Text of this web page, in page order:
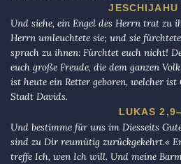
JESCHIJAHU
Und siehe, ein Engel des Herrn trat zu
Herrn umleuchtete sie; und sie
sprach zu ihnen: Fürchtet euch nicht!
euch große Freude, die dem ganzen
ist heute ein Retter geboren, welcher
Stadt Davids.
LUKAS
Und bestimme für uns im Diesseits
sind zu Dir reumütig zurückgekehrt.«
treffe Ich, wen Ich will. Und meine